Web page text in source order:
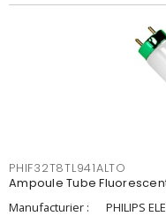
PHIF32T8TL941ALTO
Ampoule Tube
Manufacturier :
PHILIPS